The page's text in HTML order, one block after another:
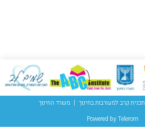
תכנית קרב למעורבות בחינוך
משרד החינוך
Powered by Telerom